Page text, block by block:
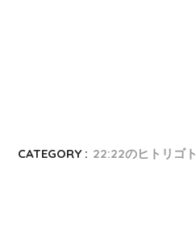
CATEGORY : 22:22のヒトリゴト